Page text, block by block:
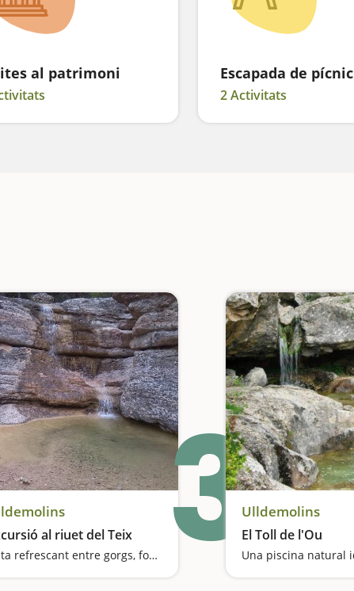
al patrimoni Escapada de pícnic
2 Activitats
al riuet del Teix
Ruta refrescant entre gorgs, fonts i un santuari 3Ulldemolins
El Toll de l'Ou